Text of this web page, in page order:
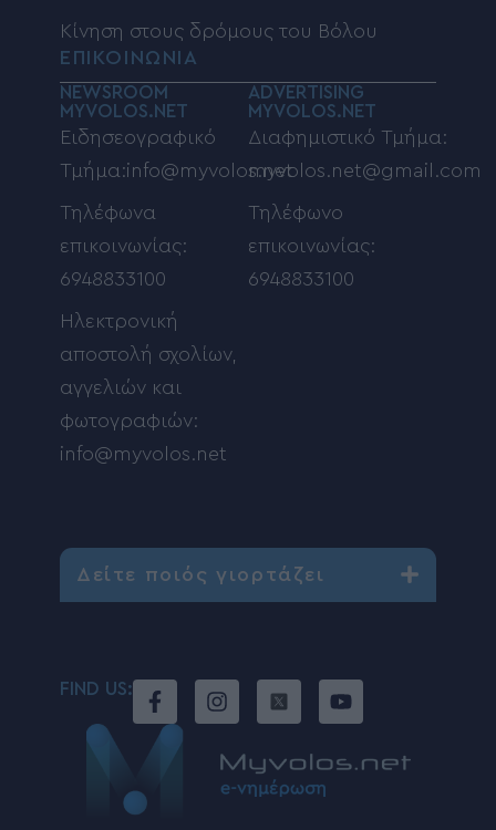
Κίνηση στους δρόμους του Βόλου
ΕΠΙΚΟΙΝΩΝΙΑ
NEWSROOM
MYVOLOS.NET
Ειδησεογραφικό
Τμήμα:info@myvolos.net
Τηλέφωνα
επικοινωνίας:
6948833100
Ηλεκτρονική
αποστολή σχολίων,
αγγελιών και
φωτογραφιών:
info@myvolos.net
ADVERTISING
MYVOLOS.NET
Διαφημιστικό Τμήμα:
myvolos.net@gmail.com
Τηλέφωνο
επικοινωνίας:
6948833100
Δείτε ποιός γιορτάζει
FIND US: